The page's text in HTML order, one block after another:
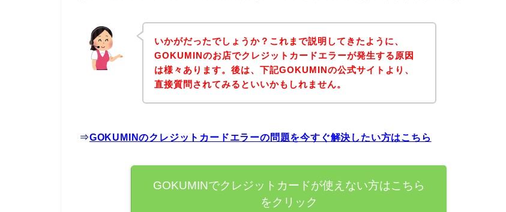
いかがだったでしょうか？これまで説明してきたように、
GOKUMINのお店でクレジットカードエラーが発生する原因
は様々あります。後は、下記GOKUMINの公式サイトより、
直接質問されてみるといいかもしれません。
⇒GOKUMINのクレジットカードエラーの問題を今すぐ解決したい方はこちら
GOKUMINでクレジットカードが使えない方はこちら
をクリック